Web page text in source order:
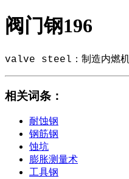
阀门钢196
valve steel：制造内燃机
相关词条 ：
耐蚀钢
钢筋钢
蚀坑
膨胀测量术
工具钢